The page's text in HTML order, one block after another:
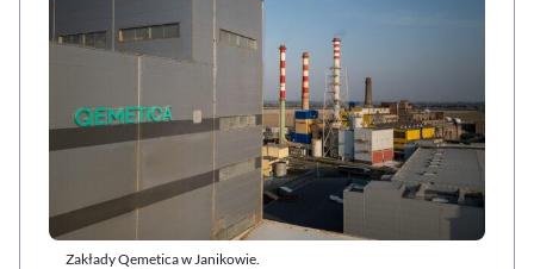
Zakłady Qemetica w Janikowie.